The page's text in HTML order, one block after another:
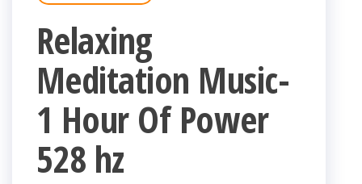
Relaxing
Meditation Music-
1 Hour Of Power
528 hz